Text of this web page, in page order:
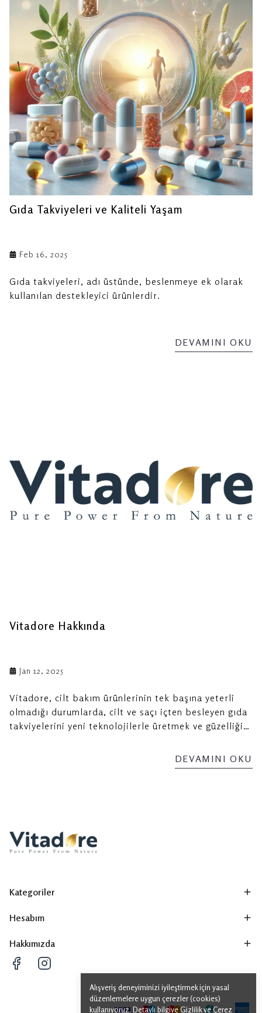
Alışveriş deneyiminizi iyileştirmek için yasal
düzenlemelere uygun çerezler (cookies)
kullanıyoruz. Detaylı bilgiyeGizlilik ve Çerez
Gıda Takviyeleri ve Kaliteli Yaşam
Feb 16, 2025
Gıda takviyeleri, adı üstünde, beslenmeye ek olarak
kullanılan destekleyici ürünlerdir.
DEVAMINI OKU
Vitadore Hakkında
Jan 12, 2025
Vitadore, cilt bakım ürünlerinin tek başına yeterli
olmadığı durumlarda, cilt ve saçı içten besleyen gıda
takviyelerini yeni teknolojilerle üretmek ve güzelliği
DEVAMINI OKU
Kategoriler
Hesabım
Hakkımızda